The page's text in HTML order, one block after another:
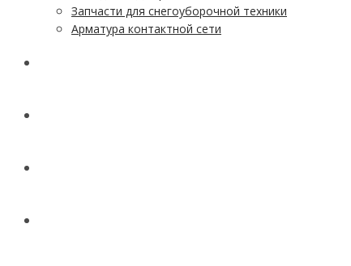
Запчасти для снегоуборочной техники
Арматура контактной сети